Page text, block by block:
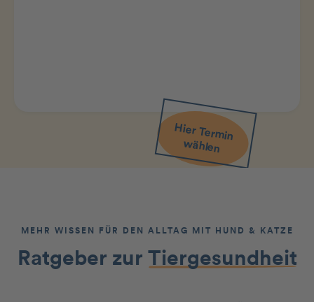
Hier Term
in
w
ählen
MEHR WISSEN FÜR DEN ALLTAG MIT HUND & KATZE
Ratgeber zur Tiergesundheit